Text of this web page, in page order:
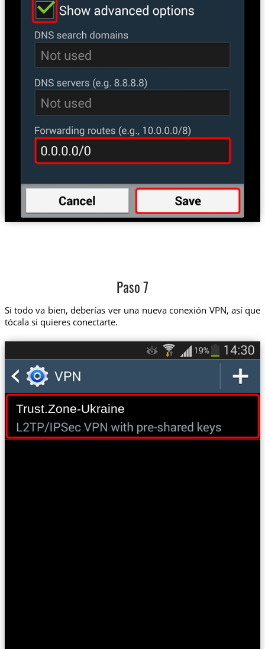
Paso 7
Si todo va bien, deberías ver una nueva conexión VPN, así que
tócala si quieres conectarte.
Trust.Zone-Ukraine